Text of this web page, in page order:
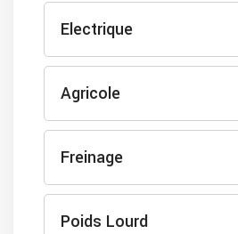
Electrique
Agricole
Freinage
Poids Lourd